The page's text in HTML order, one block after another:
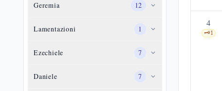
Geremia 12
Lamentazioni 1
Ezechiele 7
Daniele 7
4
🗝️1